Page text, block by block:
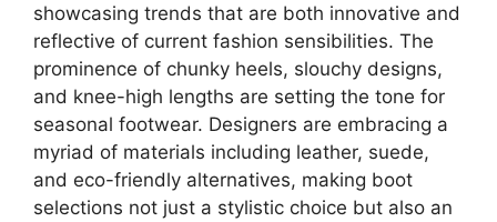
showcasing trends that are both innovative and
reflective of current fashion sensibilities. The
prominence of chunky heels, slouchy designs,
and knee-high lengths are setting the tone for
seasonal footwear. Designers are embracing a
myriad of materials including leather, suede,
and eco-friendly alternatives, making boot
selections not just a stylistic choice but also an